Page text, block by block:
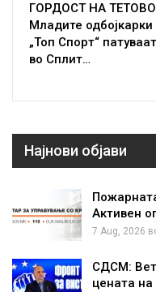
ГОРДОСТ НА
Младите одбојкарки
„Топ Спорт“ патуваат
во Сплит…
Најнови објави
Активен
7 Aug, 2026
СДСМ:
цената на